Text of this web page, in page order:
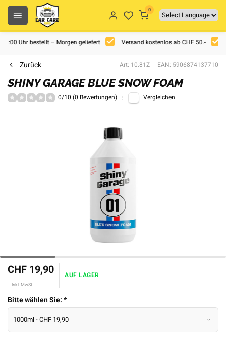
0
Uhr bestellt – Morgen geliefert Versand kostenlos ab CHF 50.-
Zurück Art: 10.81Z EAN: 5906874137710
SHINY GARAGE BLUE SNOW FOAM
0/10 (0 Bewertungen) Vergleichen
CHF 19,90
Inkl. MwSt.
AUF LAGER
Bitte wählen Sie:*